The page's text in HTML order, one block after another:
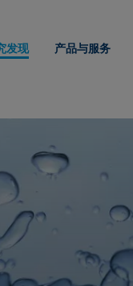
发现 产品与服务